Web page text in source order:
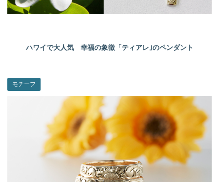
ハワイで大人気 幸福の象徴「ティアレ｣のペンダント
モチーフ